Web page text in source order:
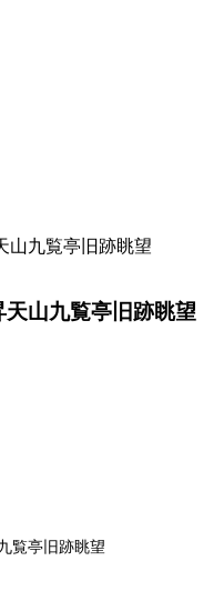
山九覧亭旧跡眺望
山九覧亭旧跡眺望
覧亭旧跡眺望